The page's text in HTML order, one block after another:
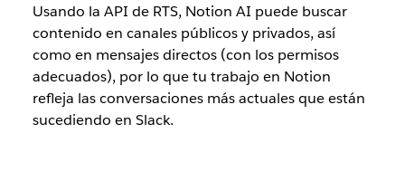
Usando la API de RTS, Notion AI puede buscar
contenido en canales públicos y privados, así
como en mensajes directos (con los permisos
adecuados), por lo que tu trabajo en Notion
refleja las conversaciones más actuales que están
sucediendo en Slack.